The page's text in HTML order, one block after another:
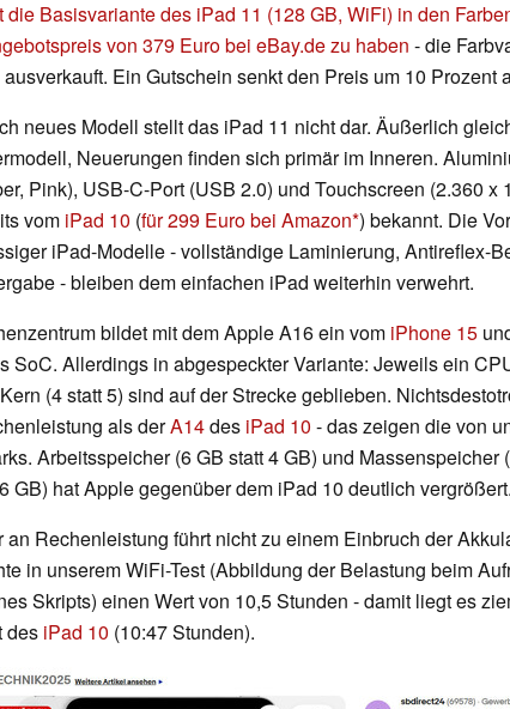
die Basisvariante des iPad 11 (128 GB, WiFi) in den
von 379 Euro bei eBay.de zu haben - die
Ein Gutschein senkt den Preis um 10 Prozent
neues Modell stellt das iPad 11 nicht dar. Äußerlich
Neuerungen finden sich primär im Inneren.
Pink), USB-C-Port (USB 2.0) und Touchscreen (2.360 x
vom iPad 10 (für 299 Euro bei Amazon ) bekannt. Die
iPad-Modelle - vollständige Laminierung, Antireflex-
- bleiben dem einfachen iPad weiterhin verwehrt.
bildet mit dem Apple A16 ein vom iPhone 15
SoC. Allerdings in abgespeckter Variante: Jeweils ein
(4 statt 5) sind auf der Strecke geblieben.
als derA14des iPad 10 - das zeigen die von
Arbeitsspeicher (6 GB statt 4 GB) und Massenspeicher
GB) hat Apple gegenüber dem iPad 10 deutlich vergrößert.
an Rechenleistung führt nicht zu einem Einbruch der
in unserem WiFi-Test (Abbildung der Belastung beim
Skripts) einen Wert von 10,5 Stunden - damit liegt es
des iPad 10 (10:47 Stunden).